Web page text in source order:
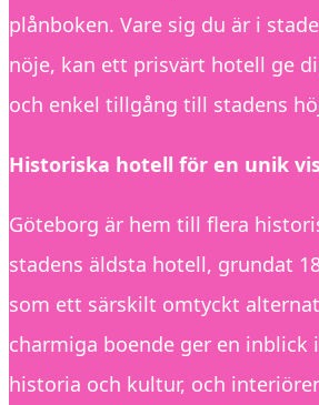
plånboken. Vare sig du är i
nöje, kan ett prisvärt hotell ge
och enkel tillgång till stadens
Historiska hotell för en unik
Göteborg är hem till flera
stadens äldsta hotell, grundat
som ett särskilt omtyckt
charmiga boende ger en inblick
historia och kultur, och